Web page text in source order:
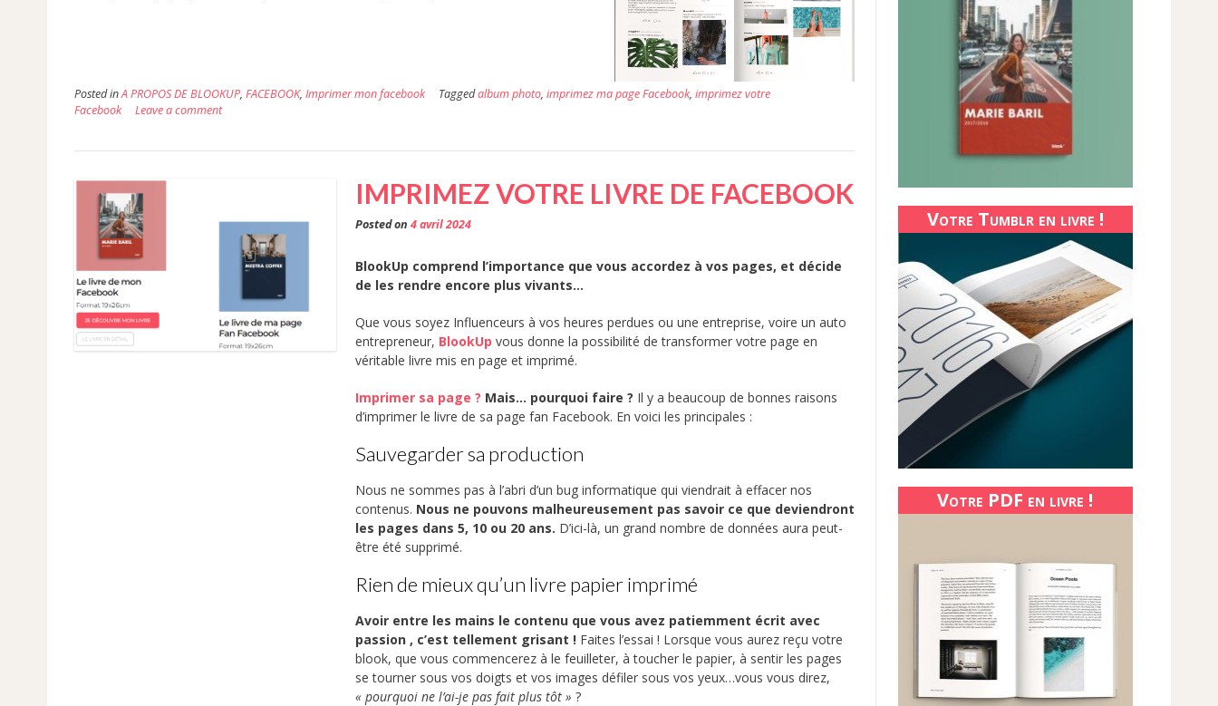
Posted inA PROPOS DE BLOOKUP, FACEBOOK, Imprimer mon facebook Taggedalbum photo, imprimez ma page Facebook, imprimez votre
Facebook
Leave a comment
IMPRIMEZ VOTRE LIVRE DE FACEBOOK
Posted on4 avril 2024
BlookUp comprend l’importance que vous accordez à vos pages, et décide
de les rendre encore plus vivants…
Que vous soyez Influenceurs à vos heures perdues ou une entreprise, voire un auto
entrepreneur, BlookUp vous donne la possibilité de transformer votre page en
véritable livre mis en page et imprimé.
Imprimer sa page ? Mais… pourquoi faire ? Il y a beaucoup de bonnes raisons
d’imprimer le livre de sa page fan Facebook. En voici les principales :
Sauvegarder sa production
Nous ne sommes pas à l’abri d’un bug informatique qui viendrait à effacer nos
contenus. Nous ne pouvons malheureusement pas savoir ce que deviendront
les pages dans 5, 10 ou 20 ans. D’ici-là, un grand nombre de données aura peut-
être été supprimé.
Rien de mieux qu’un livre papier imprimé
Avoir entre les mains le contenu que vous avez patiemment écrit avec
passion , c’est tellement grisant ! Faites l’essai ! Lorsque vous aurez reçu votre
blook, que vous commencerez à le feuilleter, à toucher le papier, à sentir les pages
se tourner sous vos doigts et vos images défiler sous vos yeux…vous vous direz,
« pourquoi ne l’ai-je pas fait plus tôt » ?
Votre Tumblr en livre !
Votre PDF en livre !